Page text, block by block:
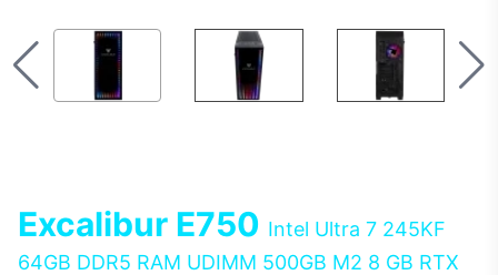
Excalibur E750 Intel Ultra 7 245KF
64GB DDR5 RAM UDIMM 500GB M2 8 GB RTX